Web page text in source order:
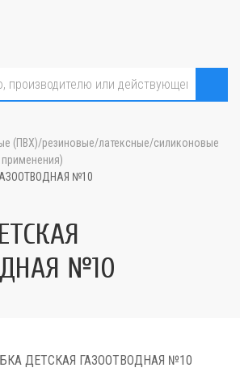
(ПВХ)/резиновые/латексные/силиконовые
№10
№10